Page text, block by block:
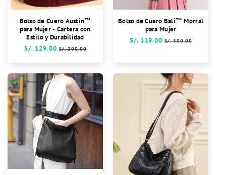
Bolso de Cuero Austin™
para Mujer - Cartera con
Estilo y Durabilidad
Precio
S/. 129.00 Precio
S/. 200.00
Bolso de Cuero Bali™ Morral
para Mujer
Precio
S/. 119.00 Precio
S/. 300.00